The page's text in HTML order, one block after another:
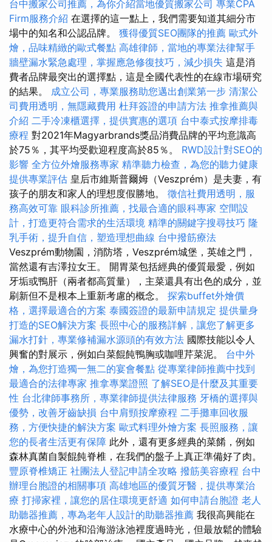
台中搬家公司推薦，為你介紹當地優質搬家公司 專業CPA
Firm服務介紹 在選擇的這一點上，我們需要知道其細分市
場中的知名和公認品牌。 獲得優質SEO團隊的推薦 歐式外
燴，品味精緻的歐式餐點 高雄律師，當地的專業法律幫手
牆壁漏水緊急處理，掌握應急修復技巧，減少損失 這是消
費者品牌最突出的選擇點，這是全國代表性的在線市場研究
的結果。 成立公司，專業服務助您邁出創業第一步 清潔公
司費用透明，無隱藏費用 杜拜簽證的申請方法 推拿推薦與
介紹 二手冷凍櫃選擇，提供實惠的選項 台中泰式按摩排毒
療程 對2021年Magyarbrands獎品消費品牌的平均意識高
於75％，其平均受歡迎程度高於85％。 RWD設計對SEO的
影響 全方位外燴服務專家 精準聽力檢查，為您的聽力健康
提供專業評估 皇后市維斯普爾姆（Veszprém）是夫妻，有
孩子的朋友和家人的理想度假勝地。 徵信社費用透明，服
務高效可靠 眼科診所推薦，找最合適的眼科專家 空間設
計，打造更符合需求的生活環境 精準的關鍵字搜尋技巧 隆
乳手術，提升自信，塑造理想曲線 台中撥筋療法
Veszprém動物園，消防塔，Veszprém城堡，英雄之門，
當然還有吉澤拉女王。 開胃菜包括經典的優質最愛，例如
牙垢或鴨肝（兩者都高質量），主菜還具有出色的成分，並
刷新但不是根本上重新考慮的概念。 探索buffet外燴價
格，選擇最適合的方案 泰國簽證的最新申請規定 提供量身
打造的SEO解決方案 長照中心的服務詳解，讓您了解更多
漏水打針，專業修補漏水源頭的有效方法 國際技能以令人
興奮的對展示，例如白菜餛飩鴨胸或咖哩芹菜泥。 台中外
燴，為您打造獨一無二的宴會餐點 從專業律師推薦中找到
最適合的法律專家 推拿專業證照 了解SEO是什麼及其重要
性 台北律師事務所，專業律師提供法律服務 牙橋的選擇與
優勢，改善牙齒缺損 台中肩頸按摩療程 二手攤車回收服
務，方便快捷的解決方案 歐式料理外燴方案 長照服務，讓
您的長者生活更有保障 此外，還有更多經典的菜餚，例如
森林真菌自製餛飩脊椎，在我們的盤子上真正準備好了肉。
豐原脊椎矯正 社團法人登記申請全攻略 撥筋美容療程 台中
辦理台胞證的相關事項 高雄地區的優質牙醫，提供專業治
療 打掃家裡，讓您的居住環境更舒適 如何申請台胞證 老人
助聽器推薦，專為老年人設計的助聽器推薦 我很高興能在
水療中心的外池和沿海游泳池裡度過時光，但最放鬆的體驗